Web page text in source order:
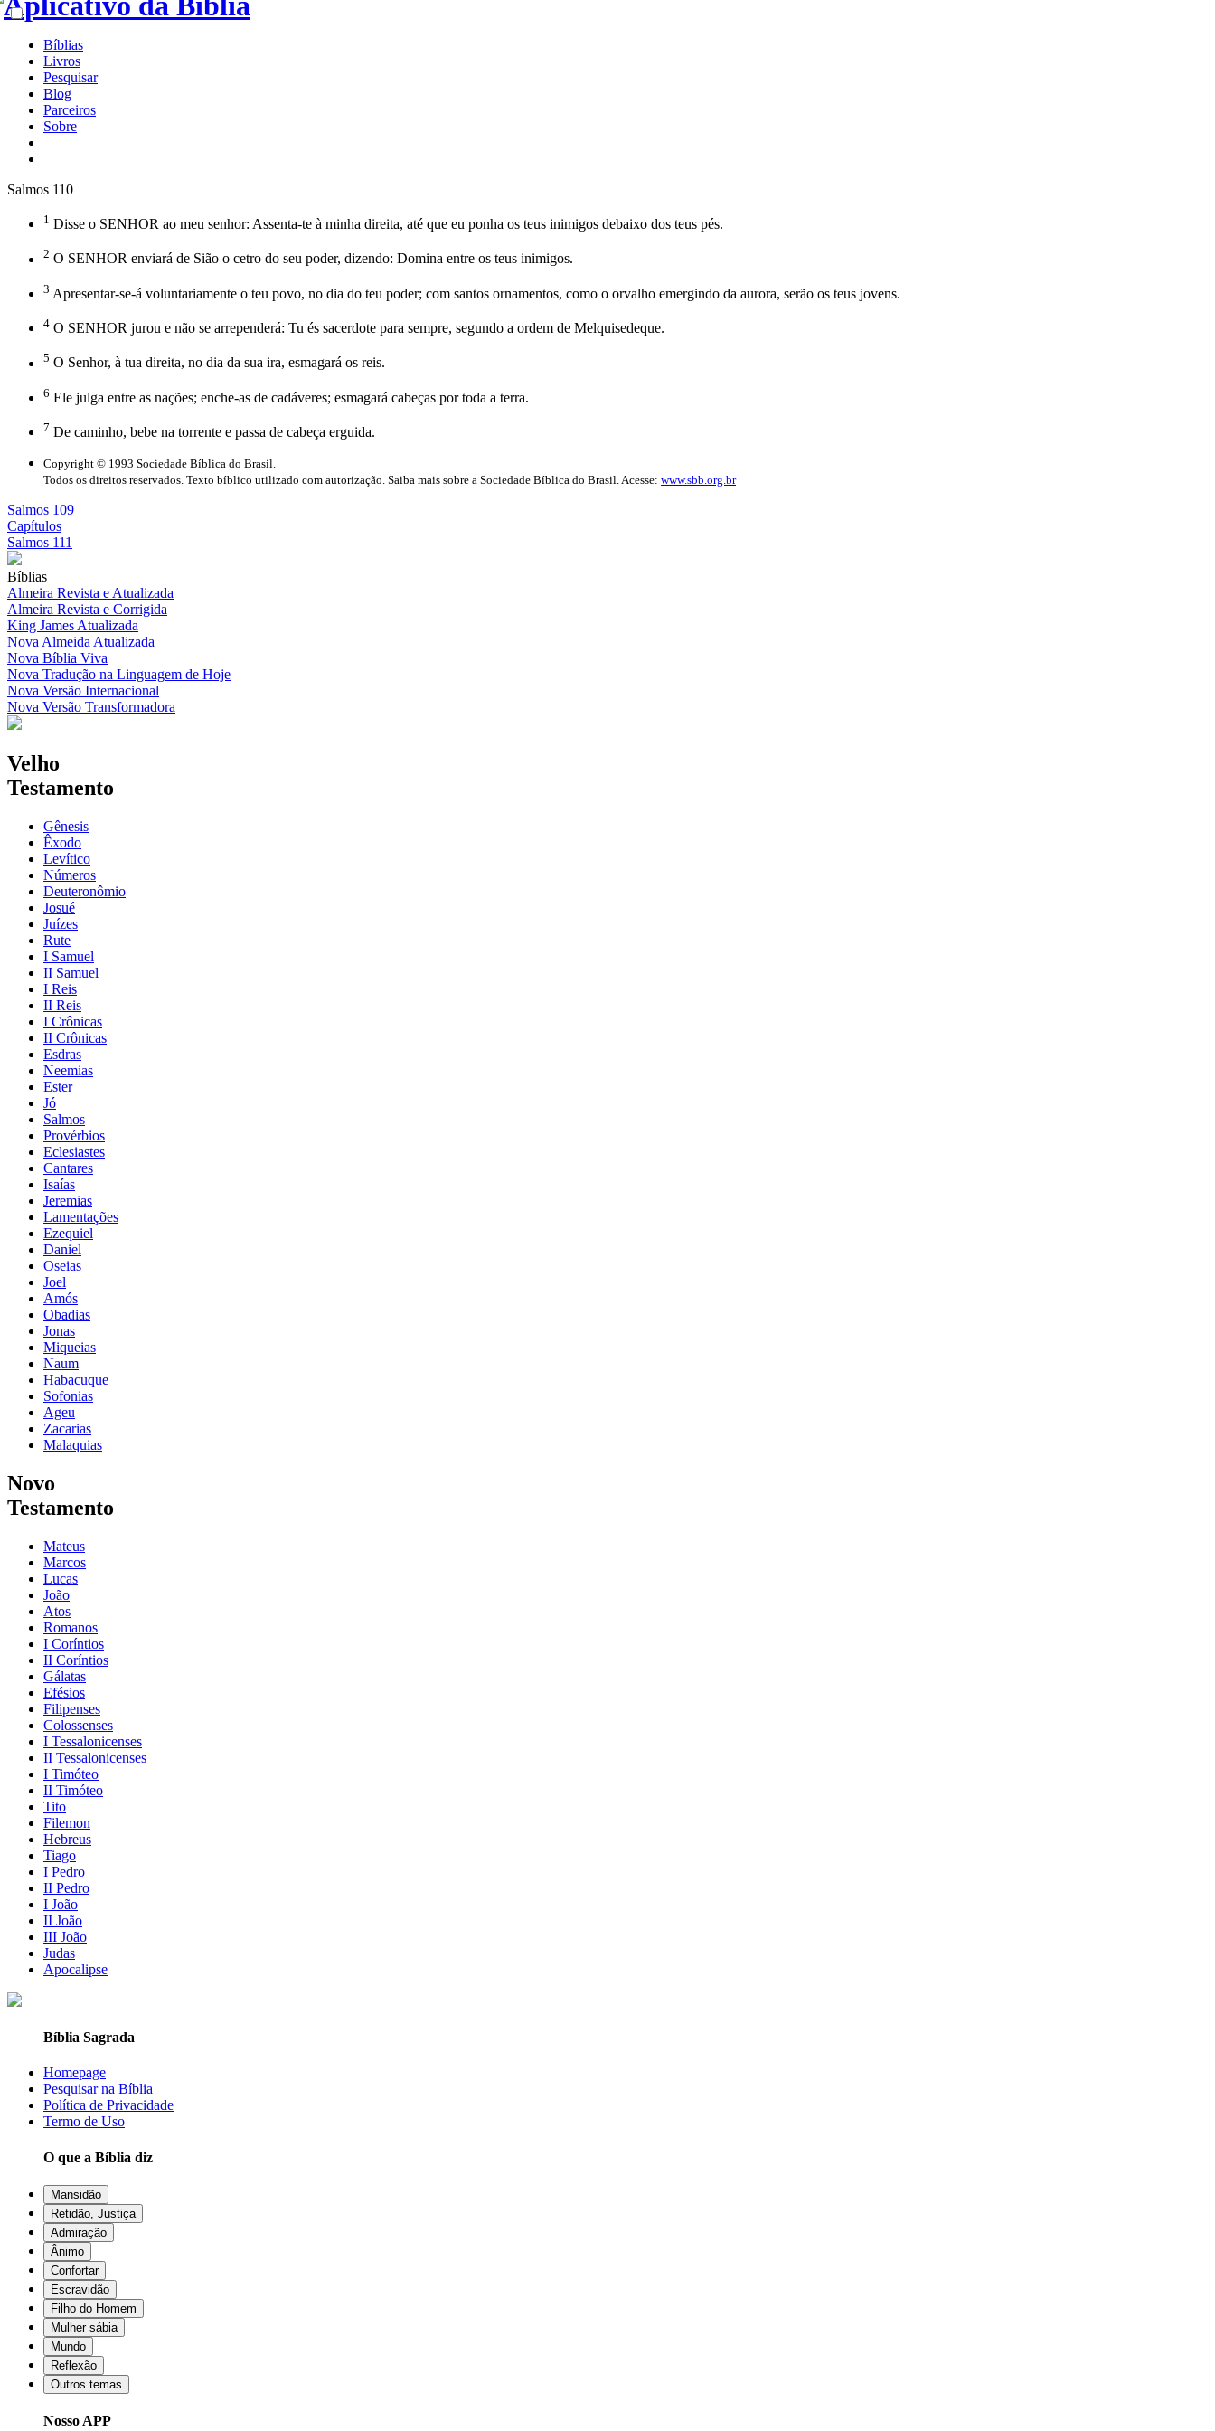
Bíblias
Livros
Pesquisar
Blog
Parceiros
Sobre
Salmos 110
1 Disse o SENHOR ao meu senhor: Assenta-te à minha direita, até que eu ponha os teus inimigos debaixo dos teus pés.
2 O SENHOR enviará de Sião o cetro do seu poder, dizendo: Domina entre os teus inimigos.
3 Apresentar-se-á voluntariamente o teu povo, no dia do teu poder; com santos ornamentos, como o orvalho emergindo da aurora, serão os teus jovens.
4 O SENHOR jurou e não se arrependerá: Tu és sacerdote para sempre, segundo a ordem de Melquisedeque.
5 O Senhor, à tua direita, no dia da sua ira, esmagará os reis.
6 Ele julga entre as nações; enche-as de cadáveres; esmagará cabeças por toda a terra.
7 De caminho, bebe na torrente e passa de cabeça erguida.
Copyright © 1993 Sociedade Bíblica do Brasil.
Todos os direitos reservados. Texto bíblico utilizado com autorização. Saiba mais sobre a Sociedade Bíblica do Brasil. Acesse: www.sbb.org.br
Salmos 109
Capítulos
Salmos 111
Bíblias
Almeira Revista e Atualizada
Almeira Revista e Corrigida
King James Atualizada
Nova Almeida Atualizada
Nova Bíblia Viva
Nova Tradução na Linguagem de Hoje
Nova Versão Internacional
Nova Versão Transformadora
Velho
Testamento
Gênesis
Êxodo
Levítico
Números
Deuteronômio
Josué
Juízes
Rute
I Samuel
II Samuel
I Reis
II Reis
I Crônicas
II Crônicas
Esdras
Neemias
Ester
Jó
Salmos
Provérbios
Eclesiastes
Cantares
Isaías
Jeremias
Lamentações
Ezequiel
Daniel
Oseias
Joel
Amós
Obadias
Jonas
Miqueias
Naum
Habacuque
Sofonias
Ageu
Zacarias
Malaquias
Novo
Testamento
Mateus
Marcos
Lucas
João
Atos
Romanos
I Coríntios
II Coríntios
Gálatas
Efésios
Filipenses
Colossenses
I Tessalonicenses
II Tessalonicenses
I Timóteo
II Timóteo
Tito
Filemon
Hebreus
Tiago
I Pedro
II Pedro
I João
II João
III João
Judas
Apocalipse
Bíblia Sagrada
Homepage
Pesquisar na Bíblia
Política de Privacidade
Termo de Uso
O que a Bíblia diz
Mansidão
Retidão, Justiça
Admiração
Ânimo
Confortar
Escravidão
Filho do Homem
Mulher sábia
Mundo
Reflexão
Outros temas
Nosso APP